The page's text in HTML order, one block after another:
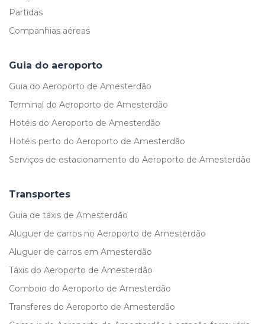
Partidas
Companhias aéreas
Guia do aeroporto
Guia do Aeroporto de Amesterdão
Terminal do Aeroporto de Amesterdão
Hotéis do Aeroporto de Amesterdão
Hotéis perto do Aeroporto de Amesterdão
Serviços de estacionamento do Aeroporto de Amesterdão
Transportes
Guia de táxis de Amesterdão
Aluguer de carros no Aeroporto de Amesterdão
Aluguer de carros em Amesterdão
Táxis do Aeroporto de Amesterdão
Comboio do Aeroporto de Amesterdão
Transferes do Aeroporto de Amesterdão